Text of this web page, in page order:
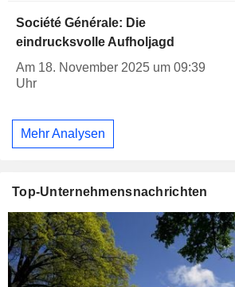
Société Générale: Die
eindrucksvolle Aufholjagd
Am 18. November 2025 um 09:39
Uhr
Mehr Analysen
Top-Unternehmensnachrichten